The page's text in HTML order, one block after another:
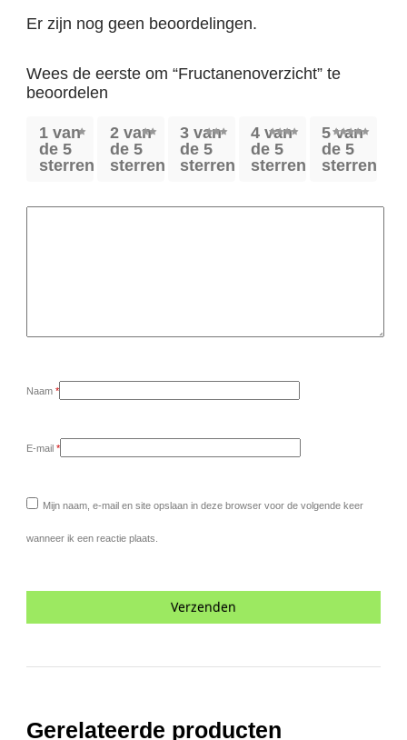
Er zijn nog geen beoordelingen.
Wees de eerste om “Fructanenoverzicht” te
beoordelen
1 van
de 5
sterren
2 van
de 5
sterren
3 van
de 5
sterren
4 van
de 5
sterren
5 van
de 5
sterren
Naam*
E-mail*
Mijn naam, e-mail en site opslaan in deze browser voor de volgende keer
wanneer ik een reactie plaats.
Gerelateerde producten